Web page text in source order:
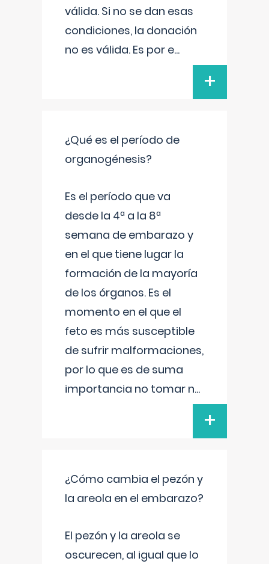
válida. Si no se dan esas
condiciones, la donación
no es válida. Es por e...
+
¿Qué es el período de
organogénesis?
Es el período que va
desde la 4ª a la 8ª
semana de embarazo y
en el que tiene lugar la
formación de la mayoría
de los órganos. Es el
momento en el que el
feto es más susceptible
de sufrir malformaciones,
por lo que es de suma
importancia no tomar n...
+
¿Cómo cambia el pezón y
la areola en el embarazo?
El pezón y la areola se
oscurecen, al igual que lo